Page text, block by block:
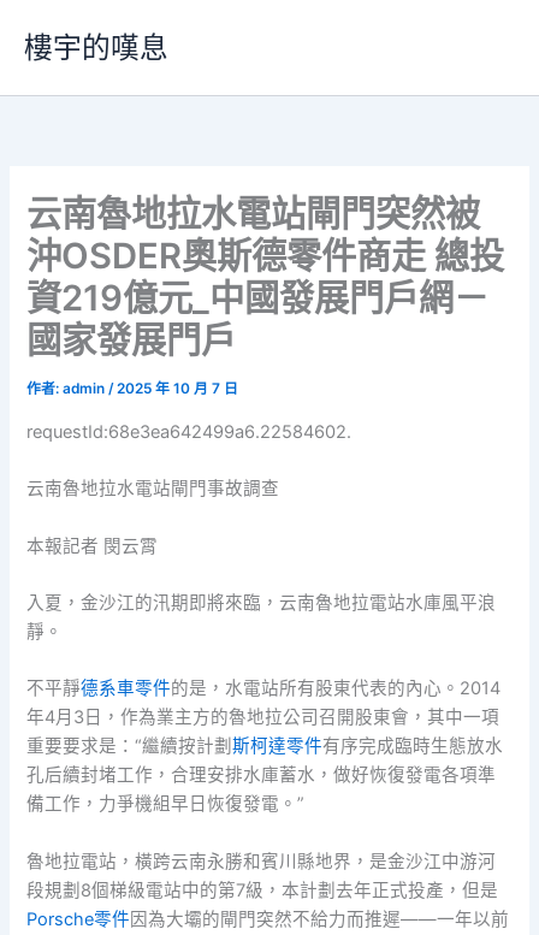
要
樓宇的嘆息
云南魯地拉水電站閘門突然被
沖OSDER奧斯德零件商走 總投
資219億元_中國發展門戶網－
國家發展門戶
作者:admin/2025 年 10 月 7 日
requestId:68e3ea642499a6.22584602.
云南魯地拉水電站閘門事故調查
本報記者 閔云霄
入夏，金沙江的汛期即將來臨，云南魯地拉電站水庫風平浪
靜。
不平靜德系車零件的是，水電站所有股東代表的內心。2014
年4月3日，作為業主方的魯地拉公司召開股東會，其中一項
重要要求是：“繼續按計劃斯柯達零件有序完成臨時生態放水
孔后續封堵工作，合理安排水庫蓄水，做好恢復發電各項準
備工作，力爭機組早日恢復發電。”
魯地拉電站，橫跨云南永勝和賓川縣地界，是金沙江中游河
段規劃8個梯級電站中的第7級，本計劃去年正式投產，但是
Porsche零件因為大壩的閘門突然不給力而推遲——一年以前